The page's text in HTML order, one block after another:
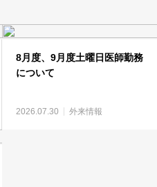
8月度、9月度土曜日医師勤務
について
2026.07.30 外来情報